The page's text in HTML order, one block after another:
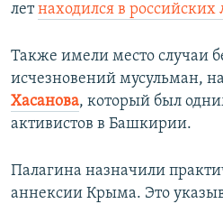
летнаходился в российских
Также имели место случаи
исчезновений мусульман,
Хасанова, который был
активистов в Башкирии.
Палагина назначили
аннексии Крыма. Это